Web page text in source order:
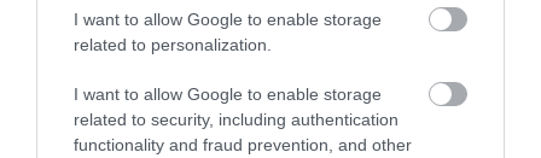
I want to allow Google to enable storage
related to personalization.
I want to allow Google to enable storage
related to security, including authentication
functionality and fraud prevention, and other